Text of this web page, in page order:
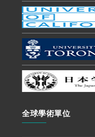
全球學術單位